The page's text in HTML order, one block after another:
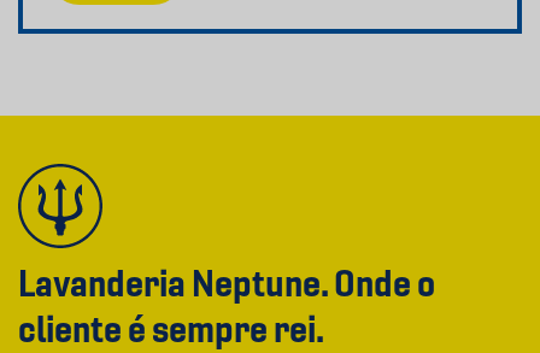
Lavanderia Neptune. Onde o
cliente é sempre rei.